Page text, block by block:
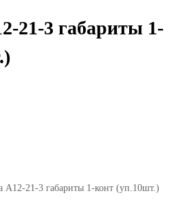
21-3 габариты 1-
А12-21-3 габариты 1-конт (уп.10шт.)